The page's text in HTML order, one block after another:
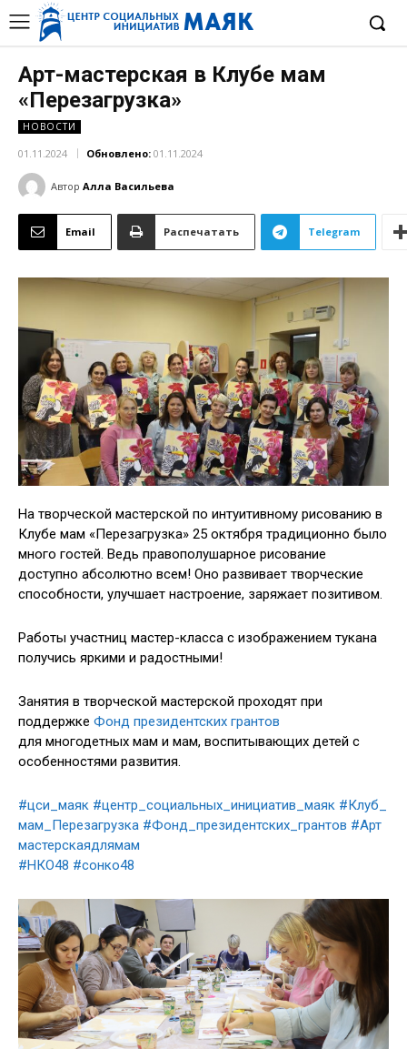
Арт-мастерская в Клубе мам
«Перезагрузка»
НОВОСТИ
01.11.2024 Обновлено: 01.11.2024
Автор Алла Васильева
Email Распечатать Telegram
На творческой мастерской по интуитивному рисованию в
Клубе мам «Перезагрузка» 25 октября традиционно было
много гостей. Ведь правополушарное рисование
доступно абсолютно всем! Оно развивает творческие
способности, улучшает настроение, заряжает позитивом.
Работы участниц мастер-класса с изображением тукана
получись яркими и радостными!
Занятия в творческой мастерской проходят при
поддержке Фонд президентских грантов
для многодетных мам и мам, воспитывающих детей с
особенностями развития.
#цси_маяк #центр_социальных_инициатив_маяк #Клуб_
мам_Перезагрузка #Фонд_президентских_грантов #Арт
мастерскаядлямам
#НКО48 #сонко48